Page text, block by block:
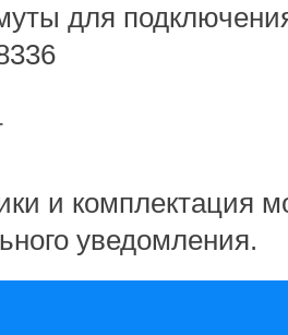
для
и комплектация
уведомления.